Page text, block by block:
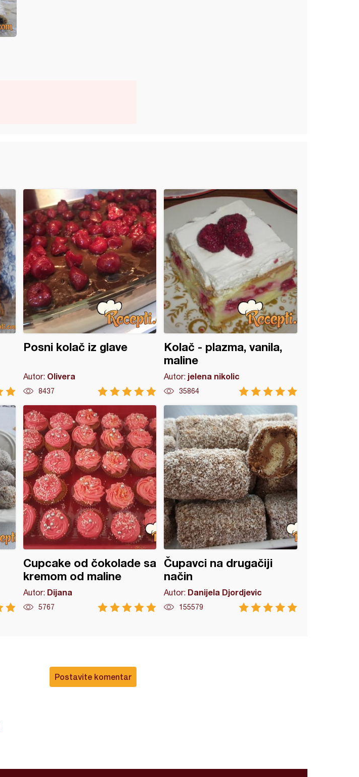
Posni kolač iz glave
Autor: Olivera
8437
Kolač - plazma, vanila,
maline
Autor: jelena nikolic
35864
Cupcake od čokolade sa
kremom od maline
Autor: Dijana
5767
Čupavci na drugačiji
način
Autor: Danijela Djordjevic
155579
Postavite komentar